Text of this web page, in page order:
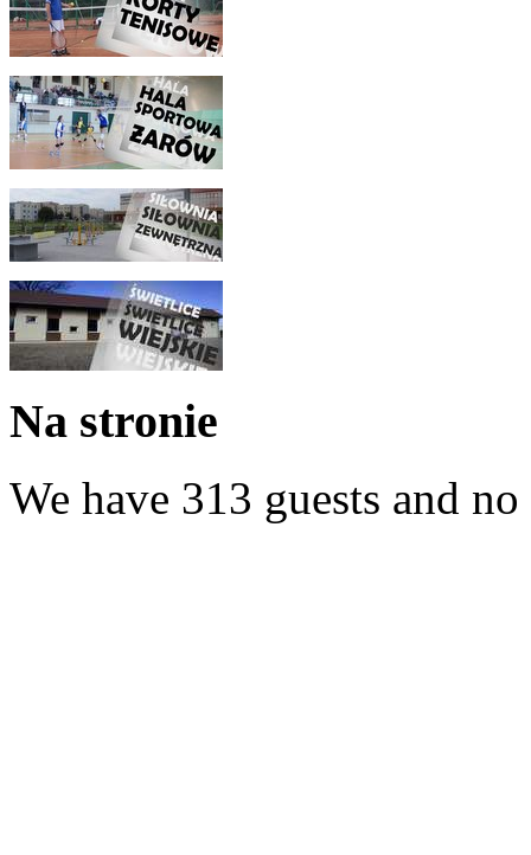
Na stronie
We have 313 guests and